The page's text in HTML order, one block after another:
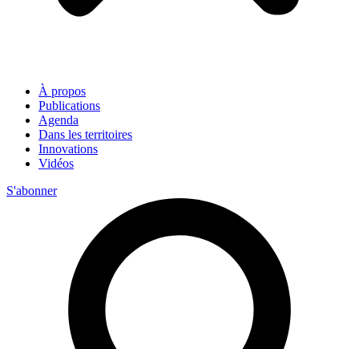
À propos
Publications
Agenda
Dans les territoires
Innovations
Vidéos
S'abonner